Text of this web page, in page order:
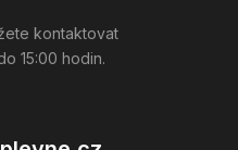
kontaktovat
15:00 hodin.